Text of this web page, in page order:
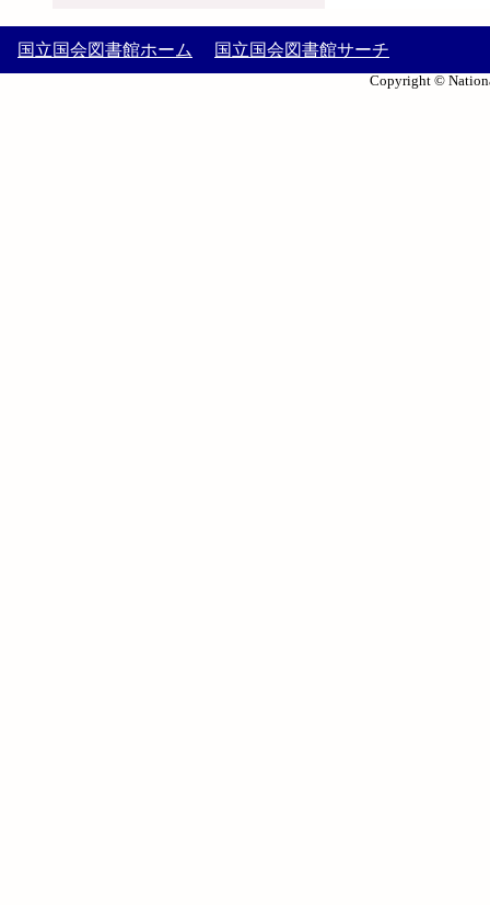
国立国会図書館ホーム 国立国会図書館サーチ
Copyright ©